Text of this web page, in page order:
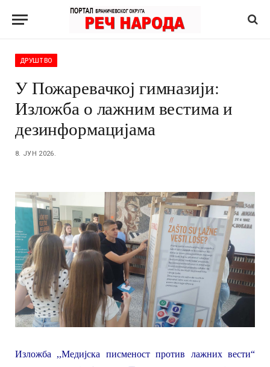
ДРУШТВО
У Пожаревачкој гимназији:
Изложба о лажним вестима и
дезинформацијама
8. ЈУН 2026.
Изложба ,,Медијска писменост против лажних вести“